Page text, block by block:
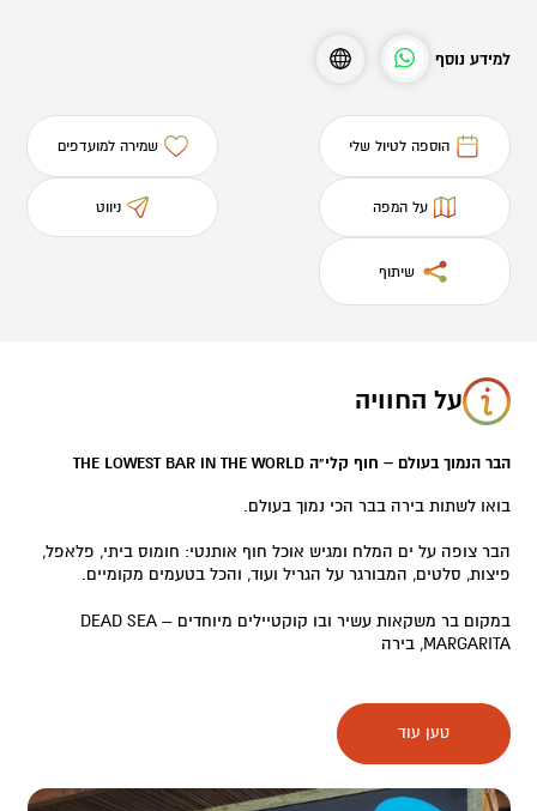
למידע נוסף
הוספה לטיול שלי שמירה למועדפים
על המפה ניווט
שיתוף
על החוויה
הבר הנמוך בעולם – חוף קלי"ה THE LOWEST BAR IN THE WORLD
בואו לשתות בירה בבר הכי נמוך בעולם.
הבר צופה על ים המלח ומגיש אוכל חוף אותנטי: חומוס ביתי, פלאפל,
פיצות, סלטים, המבורגר על הגריל ועוד, והכל בטעמים מקומיים.
במקום בר משקאות עשיר ובו קוקטיילים מיוחדים – DEAD SEA
MARGARITA, בירה
טען עוד